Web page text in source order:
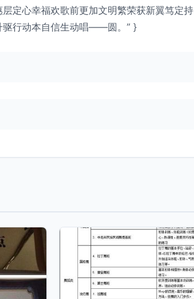
定心幸福欢歌前更加文明繁荣获新翼笃定持
驱行动本自信生动唱——圆。” }